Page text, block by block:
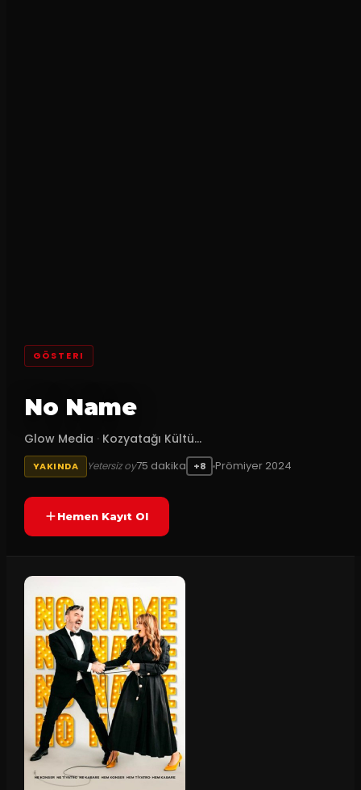
GÖSTERI
No Name
Glow Media · Kozyatağı Kültü...
YAKINDA Yetersiz oy75 dakika +8 Prömiyer 2024
Hemen Kayıt Ol